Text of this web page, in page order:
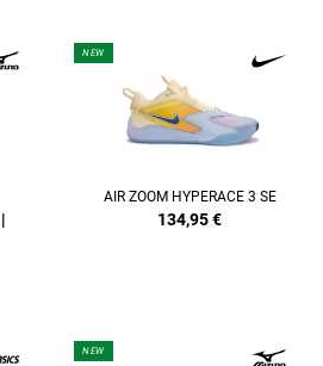
|
NEW
AIR ZOOM HYPERACE 3 SE
134,95€
NEW